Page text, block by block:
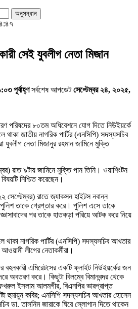
সেই যুবলীগ নেতা মিজান
পূর্বাহ্ণ সর্বশেষ আপডেটসেপ্টেম্বর ২৪, ২০২৫,
পরিষদের ৮০তম অধিবেশনে যোগ দিতে নিউইয়র্কে
জাতীয় নাগরিক পার্টির (এনসিপি) সদস্যসচিব
নেতা মিজানুর রহমান জামিনে মুক্তি
রাত ৯টায় জামিনে মুক্তি পান তিনি। ওয়াশিংটন
নিশ্চিত করেছেন।
রাতে জ্যাকসন হাইটস নবান্ন
পুলিশ তাকে গ্রেপ্তার করে। পুলিশ এসে তাকে
পর তাকে হাতকড়া পরিয়ে আটক করে নিয়ে
থাকা নাগরিক পার্টির (এনসিপি) সদস্যসচিব আখতার
লীগের নেতাকর্মীরা।
বহনকারী এমিরেটসের একটি ফ্লাইট নিউইয়র্কের জন
অবতরণ করে। কিছুটা বিলম্বে বিমানবন্দর থেকে
ফখরুল ইসলাম আলমগীর, বিএনপির ভারপ্রাপ্ত
হুমায়ুন কবির; এনসিপি সদস্যসচিব আখতার হোসেন
ডা. তাসনিম জারাকে ঘিরে স্লোগান দিতে থাকেন